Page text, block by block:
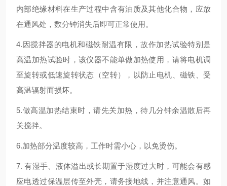
内部绝缘材料在生产过程中含有油质及其他化合物，应放
在通风处，数分钟消失后即可正常使用。
4.因搅拌器的电机和磁铁耐温有限，故作加热试验特别是
高温加热试验时，该仪器不能单做加热使用，请将电机调
至旋转或低速旋转状态（空转），以防止电机、磁铁、受
高温辐射而损坏。
5.做高温加热结束时，请先关加热，待几分钟余温散后再
关搅拌。
6.加热部分温度较高，工作时需小心，以免烫伤。
7. 有湿手、液体溢出或长期置于湿度过大时，可能会有感
应电透过保温层传至外壳，请务接地线，并注意通风。如